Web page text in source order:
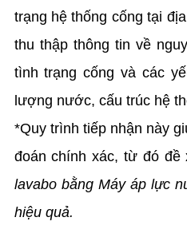
trạng hệ thống cống tại
thu thập thông tin về
tình trạng cống và các
lượng nước, cấu trúc hệ
*Quy trình tiếp nhận này
đoán chính xác, từ đó đề
lavabo bằng Máy áp lực
hiệu quả.